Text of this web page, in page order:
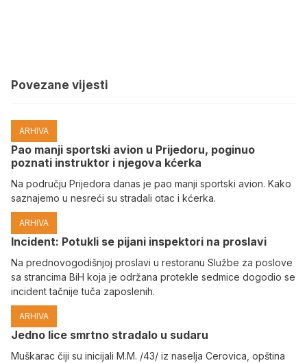
Povezane vijesti
ARHIVA
Pao manji sportski avion u Prijedoru, poginuo
poznati instruktor i njegova kćerka
Na području Prijedora danas je pao manji sportski avion. Kako
saznajemo u nesreći su stradali otac i kćerka.
ARHIVA
Incident: Potukli se pijani inspektori na proslavi
Na prednovogodišnjoj proslavi u restoranu Službe za poslove
sa strancima BiH koja je održana protekle sedmice dogodio se
incident tačnije tuča zaposlenih.
ARHIVA
Јedno lice smrtno stradalo u sudaru
Muškarac čiji su inicijali M.M. /43/ iz naselja Cerovica, opština